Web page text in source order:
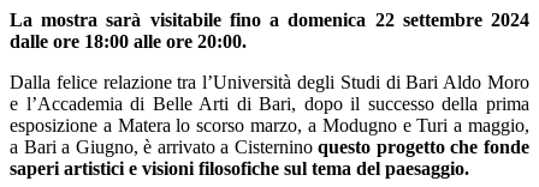
La mostra sarà visitabile fino a domenica 22 settembre 2024
dalle ore 18:00 alle ore 20:00.
Dalla felice relazione tra l’Università degli Studi di Bari Aldo Moro
e l’Accademia di Belle Arti di Bari, dopo il successo della prima
esposizione a Matera lo scorso marzo, a Modugno e Turi a maggio,
a Bari a Giugno, è arrivato a Cisterninoquesto progetto che fonde
saperi artistici e visioni filosofiche sul tema del paesaggio.